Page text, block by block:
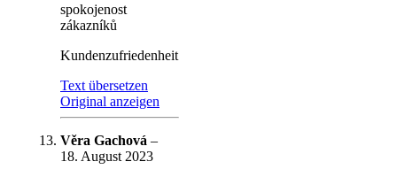
spokojenost
zákazníků
Kundenzufriedenheit
Text übersetzen
Original anzeigen
Věra Gachová –
18. August 2023